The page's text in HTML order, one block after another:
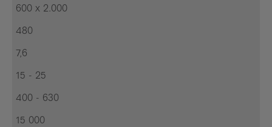
600 x 2.000
480
7,6
15 - 25
400 - 630
15 000